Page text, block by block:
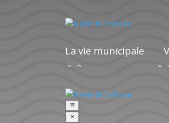
La vie municipale
a
M